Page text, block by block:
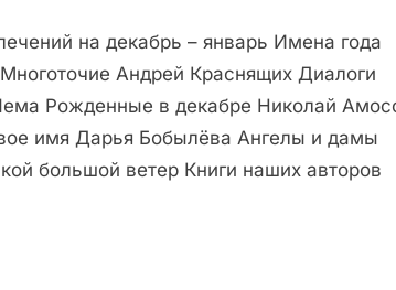
на декабрь – январь Имена года
Андрей Краснящих Диалоги
Рожденные в декабре Николай
имя Дарья Бобылёва Ангелы и дамы
большой ветер Книги наших авторов